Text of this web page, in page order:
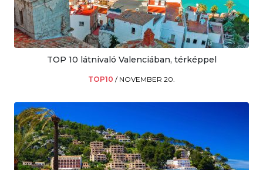
TOP 10 látnivaló Valenciában, térképpel
TOP10 / NOVEMBER 20.